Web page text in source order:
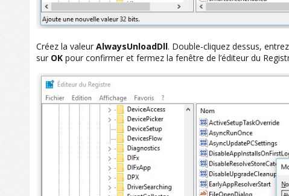
Créez la valeur AlwaysUnloadDll. Double-cliquez dessus, entrez
sur OK pour confirmer et fermez la fenêtre de l’éditeur du